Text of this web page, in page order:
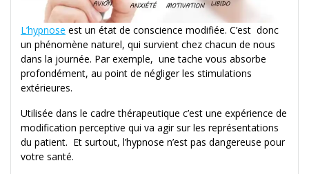
L’hypnose est un état de conscience modifiée. C’est donc
un phénomène naturel, qui survient chez chacun de nous
dans la journée. Par exemple, une tache vous absorbe
profondément, au point de négliger les stimulations
extérieures.
Utilisée dans le cadre thérapeutique c’est une expérience de
modification perceptive qui va agir sur les représentations
du patient. Et surtout, l’hypnose n’est pas dangereuse pour
votre santé.